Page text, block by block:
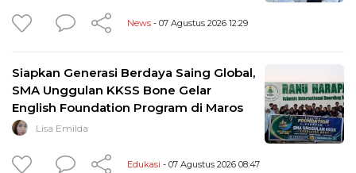
News - 07 Agustus 2026 12:29
Siapkan Generasi Berdaya Saing Global,
SMA Unggulan KKSS Bone Gelar
English Foundation Program di Maros
Lisa Emilda
Edukasi - 07 Agustus 2026 08:47